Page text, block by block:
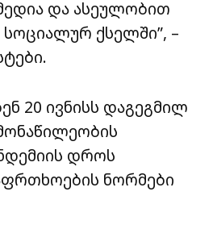
და ასეულობით
სოციალურ ქსელში”, –
20 ივნისს დაგეგმილ
დროს
ნორმები